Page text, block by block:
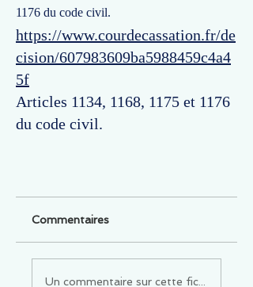
1176 du code civil.
https://www.courdecassation.fr/de
cision/607983609ba5988459c4a4
5f
Articles 1134, 1168, 1175 et 1176
du code civil.
Commentaires
Un commentaire sur cette fiche ou cet